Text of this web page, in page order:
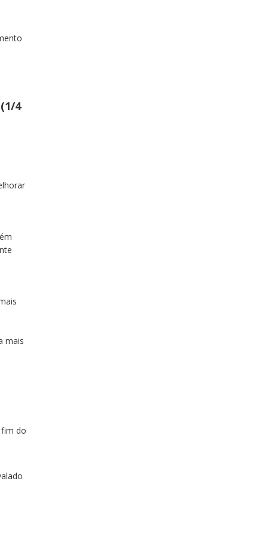
4
mais
do